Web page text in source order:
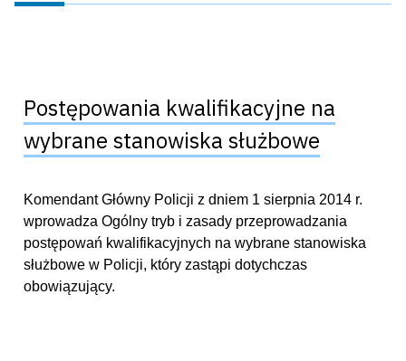
Postępowania kwalifikacyjne na
wybrane stanowiska służbowe
Komendant Główny Policji z dniem 1 sierpnia 2014 r.
wprowadza Ogólny tryb i zasady przeprowadzania
postępowań kwalifikacyjnych na wybrane stanowiska
służbowe w Policji, który zastąpi dotychczas
obowiązujący.